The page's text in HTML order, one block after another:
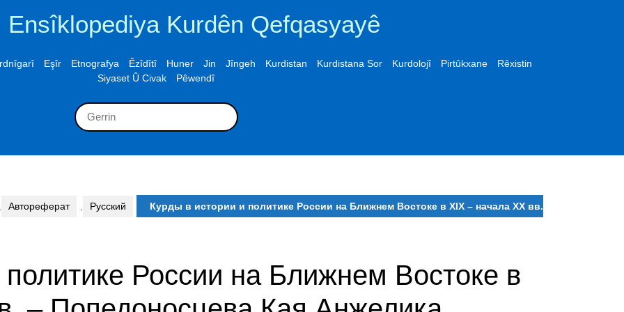
Ensîklopediya Kurdên Qefqasyayê
Eşîr Etnografya Êzîdîtî Huner Jin Jîngeh Kurdistan Kurdistana Sor Kurdolojî Pirtûkxane
Rêxistin
Siyaset Û Civak
Pêwendî
Search
for:
Автореферат Русский Курды в истории и политике России на Ближнем Востоке в XIX – начала XX вв.
России на Ближнем Востоке в